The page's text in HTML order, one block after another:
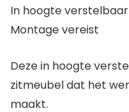
In hoogte verstelbaar
Montage vereist
Deze in hoogte
zitmeubel dat het
maakt.